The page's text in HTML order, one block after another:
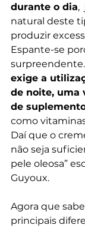
durante o dia,
natural deste
produzir
Espante-se
surpreendente.
exige a
de noite, uma
de
como
Daí que o
não seja
pele oleosa”
Guyoux.
Agora que
principais